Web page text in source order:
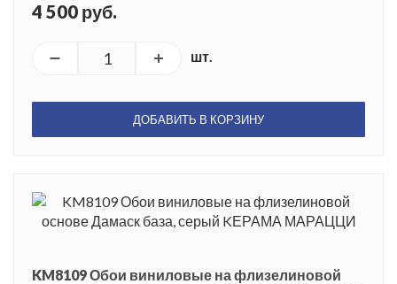
4 500 руб.
шт.
ДОБАВИТЬ В КОРЗИНУ
KM8109 Обои виниловые на флизелиновой